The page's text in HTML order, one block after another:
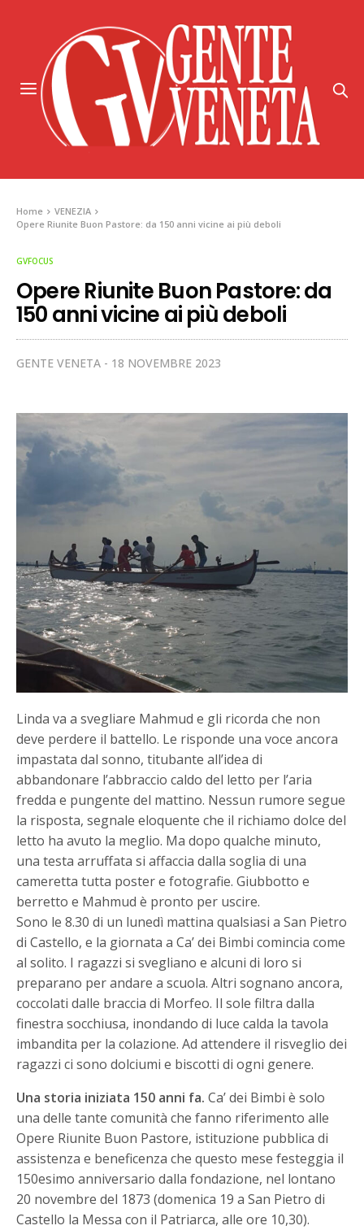
Home
VENEZIA
Opere Riunite Buon Pastore: da 150 anni vicine ai più deboli
GVFOCUS
Opere Riunite Buon Pastore: da
150 anni vicine ai più deboli
GENTE VENETA 18 NOVEMBRE 2023
Linda va a svegliare Mahmud e gli ricorda che non
deve perdere il battello. Le risponde una voce ancora
impastata dal sonno, titubante all’idea di
abbandonare l’abbraccio caldo del letto per l’aria
fredda e pungente del mattino. Nessun rumore segue
la risposta, segnale eloquente che il richiamo dolce del
letto ha avuto la meglio. Ma dopo qualche minuto,
una testa arruffata si affaccia dalla soglia di una
cameretta tutta poster e fotografie. Giubbotto e
berretto e Mahmud è pronto per uscire.
Sono le 8.30 di un lunedì mattina qualsiasi a San Pietro
di Castello, e la giornata a Ca’ dei Bimbi comincia come
al solito. I ragazzi si svegliano e alcuni di loro si
preparano per andare a scuola. Altri sognano ancora,
coccolati dalle braccia di Morfeo. Il sole filtra dalla
finestra socchiusa, inondando di luce calda la tavola
imbandita per la colazione. Ad attendere il risveglio dei
ragazzi ci sono dolciumi e biscotti di ogni genere.
Una storia iniziata 150 anni fa.Ca’ dei Bimbi è solo
una delle tante comunità che fanno riferimento alle
Opere Riunite Buon Pastore, istituzione pubblica di
assistenza e beneficenza che questo mese festeggia il
150esimo anniversario dalla fondazione, nel lontano
20 novembre del 1873 (domenica 19 a San Pietro di
Castello la Messa con il Patriarca, alle ore 10,30).